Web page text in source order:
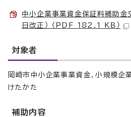
中小企業事業資金保証料補助金
日改正） （PDF 182.1 KB）
対象者
岡崎市中小企業事業資金、小規模企
けたかた
補助内容